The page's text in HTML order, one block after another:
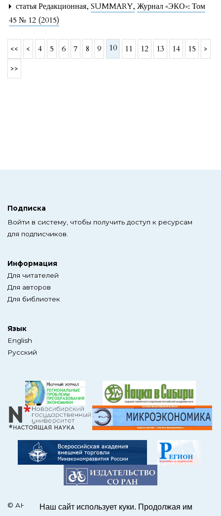
Наш сайт использует куки. Продолжая им
статья Редакционная, SUMMARY, Журнал «ЭКО»: Том
45 № 12 (2015)
<< < 4 5 6 7 8 9 10 11 12 13 14 15
>
>>
Подписка
Войти в систему, чтобы получить доступ к ресурсам
для подписчиков.
Информация
Для читателей
Для авторов
Для библиотек
Язык
English
Русский
© АНО Редакция журнала «ЭКО»